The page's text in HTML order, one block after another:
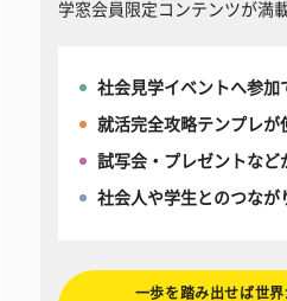
学窓会員限定コンテンツが満載
社会見学イベントへ参加
就活完全攻略テンプレが
試写会・プレゼントなど
社会人や学生とのつなが
一歩を踏み出せば世界